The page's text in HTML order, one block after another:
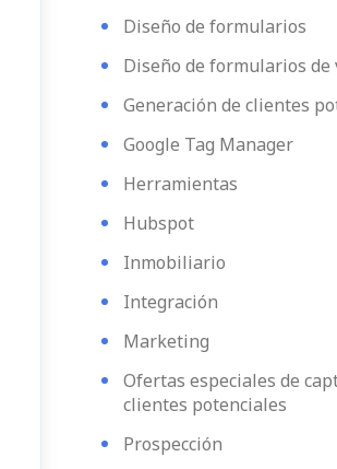
Diseño de formularios
Diseño de formularios de
Generación de clientes
Google Tag Manager
Herramientas
Hubspot
Inmobiliario
Integración
Marketing
Ofertas especiales de
clientes potenciales
Prospección